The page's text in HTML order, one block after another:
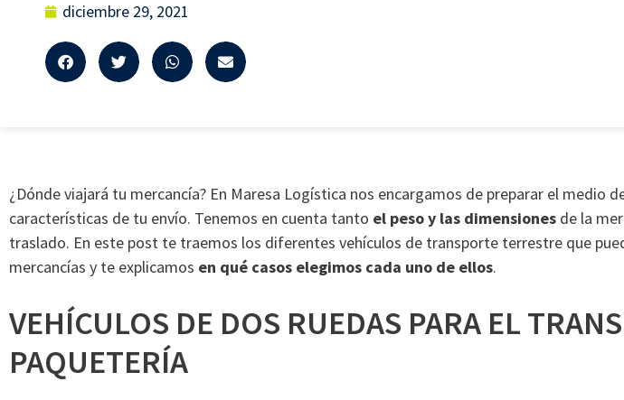
diciembre 29, 2021
¿Dónde viajará tu mercancía? En Maresa Logística nos encargamos de preparar el medio
características de tu envío. Tenemos en cuenta tanto el peso y las dimensiones de la
traslado. En este post te traemos los diferentes vehículos de transporte terrestre que
mercancías y te explicamos en qué casos elegimos cada uno de ellos.
VEHÍCULOS DE DOS RUEDAS PARA EL
PAQUETERÍA